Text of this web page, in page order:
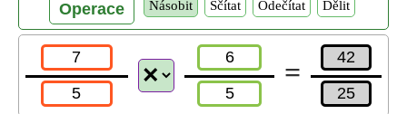
Operace Násobit Sčítat Odečítat Dělit
=